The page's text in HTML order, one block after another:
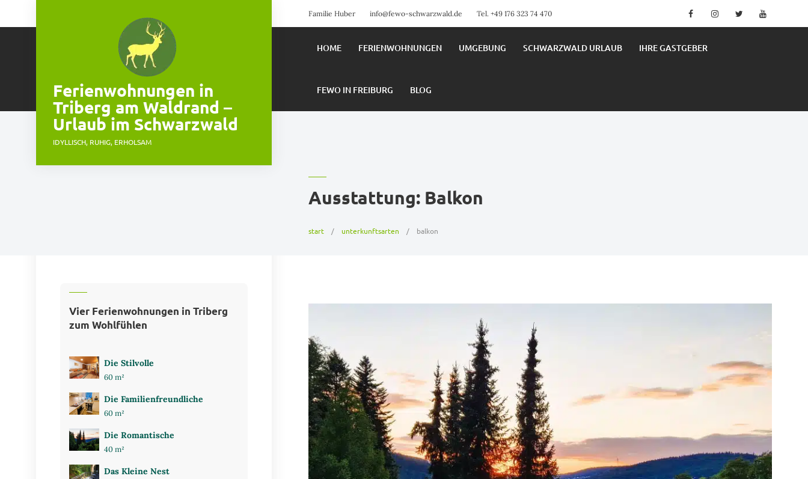
to
Ferienwohnungen in
Triberg am Waldrand –
Urlaub im Schwarzwald
IDYLLISCH, RUHIG, ERHOLSAM
Familie Huber info@fewo-schwarzwald.de Tel. +49 176 323 74 470 FacebookInstagramTwitter
HOME FERIENWOHNUNGEN UMGEBUNG SCHWARZWALD URLAUB IHRE GASTGEBER
FEWO IN FREIBURG BLOG
Ausstattung: Balkon
start unterkunftsarten balkon
Vier Ferienwohnungen in Triberg
zum Wohlfühlen
Die Stilvolle
60 m²
Die Familienfreundliche
60 m²
Die Romantische
40 m²
Das Kleine Nest